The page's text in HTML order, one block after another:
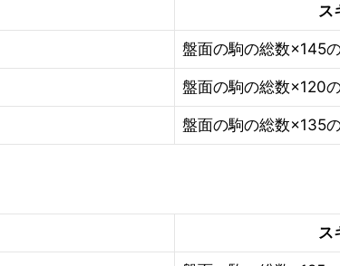
ス
盤面の駒の総数×145
盤面の駒の総数×120
盤面の駒の総数×135
ス